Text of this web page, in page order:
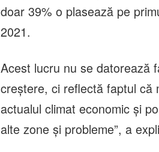
doar 39% o plasează pe
2021.
Acest lucru nu se datorează
creștere, ci reflectă faptul că
actualul climat economic și
alte zone și probleme”, a